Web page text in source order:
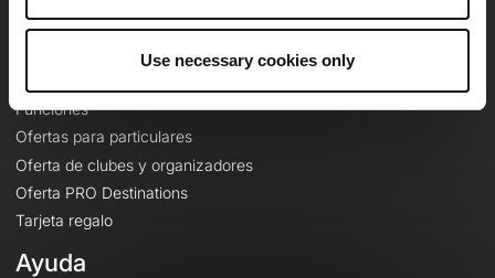
Use necessary cookies only
Funciones
Ofertas para particulares
Oferta de clubes y organizadores
Oferta PRO Destinations
Tarjeta regalo
Ayuda